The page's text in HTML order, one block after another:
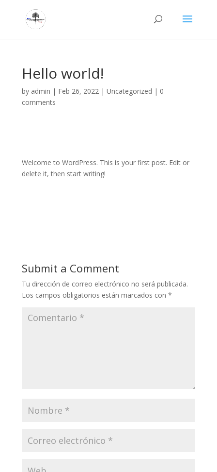
Hello world!
by admin | Feb 26, 2022| Uncategorized | 0
comments
Welcome to WordPress. This is your first post. Edit or
delete it, then start writing!
Submit a Comment
Tu dirección de correo electrónico no será publicada.
Los campos obligatorios están marcados con *